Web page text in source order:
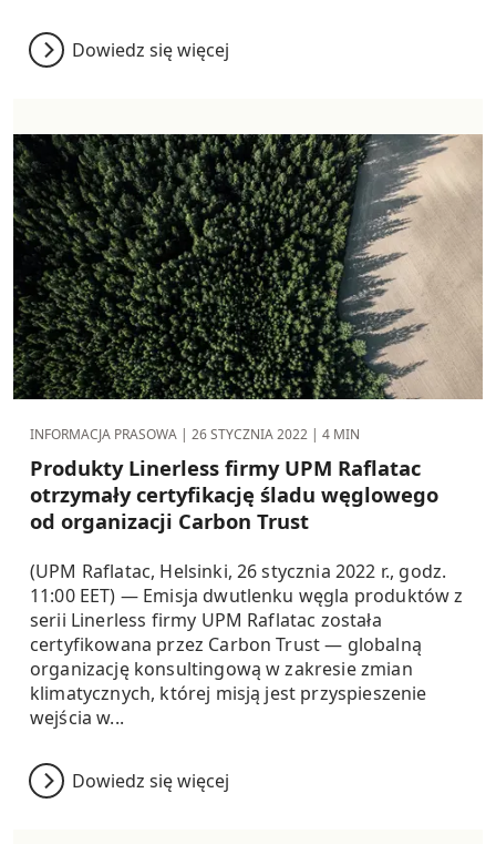
Dowiedz się więcej
INFORMACJA PRASOWA | 26 STYCZNIA 2022 | 4 MIN
Produkty Linerless firmy UPM Raflatac
otrzymały certyfikację śladu węglowego
od organizacji Carbon Trust
(UPM Raflatac, Helsinki, 26 stycznia 2022 r., godz.
11:00 EET) — Emisja dwutlenku węgla produktów z
serii Linerless firmy UPM Raflatac została
certyfikowana przez Carbon Trust — globalną
organizację konsultingową w zakresie zmian
klimatycznych, której misją jest przyspieszenie
wejścia w...
Dowiedz się więcej